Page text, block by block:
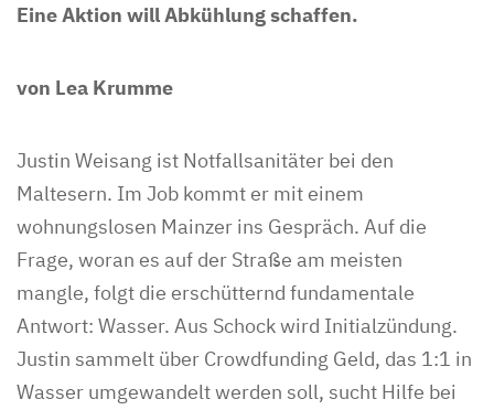
Eine Aktion will Abkühlung schaffen.
von Lea Krumme
Justin Weisang ist Notfallsanitäter bei den
Maltesern. Im Job kommt er mit einem
wohnungslosen Mainzer ins Gespräch. Auf die
Frage, woran es auf der Straße am meisten
mangle, folgt die erschütternd fundamentale
Antwort: Wasser. Aus Schock wird Initialzündung.
Justin sammelt über Crowdfunding Geld, das 1:1 in
Wasser umgewandelt werden soll, sucht Hilfe bei